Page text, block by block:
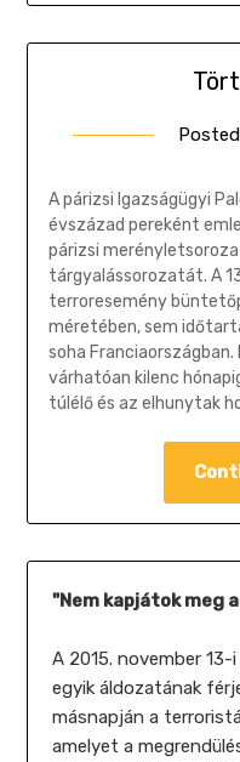
A párizsi Igazságügyi
évszázad pereként
párizsi
tárgyalássorozatát. A
terroresemény
méretében, sem
soha
várhatóan kilenc
túlélő és az elhunytak
"Nem kapjátok meg
A 2015. november
egyik áldozatának
másnapján a
amelyet a